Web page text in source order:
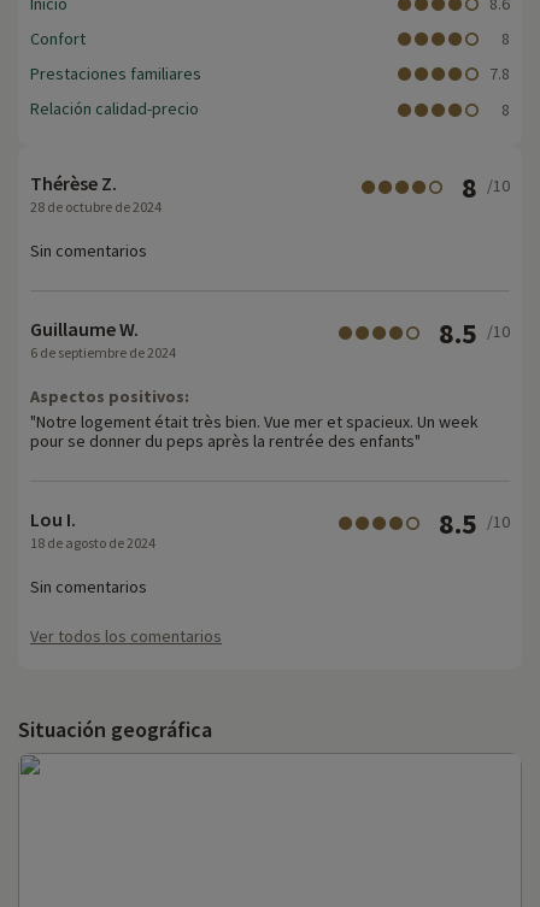
Confort
8
Prestaciones familiares
7.8
Relación calidad-precio
8
Thérèse Z.
28 de octubre de 2024
8 /10
Sin comentarios
Guillaume W.
6 de septiembre de 2024
8.5 /10
Aspectos positivos:
"Notre logement était très bien. Vue mer et spacieux. Un week
pour se donner du peps après la rentrée des enfants"
Lou I.
18 de agosto de 2024
8.5 /10
Sin comentarios
Ver todos los comentarios
Situación geográfica